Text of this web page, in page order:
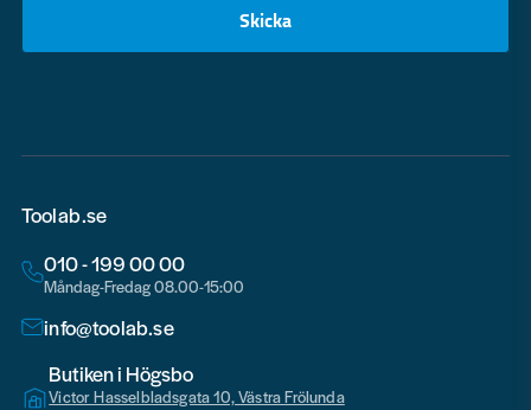
Skicka
Toolab.se
010 - 199 00 00
Måndag-Fredag 08.00-15:00
info@toolab.se
Butiken i Högsbo
Victor Hasselbladsgata 10, Västra Frölunda